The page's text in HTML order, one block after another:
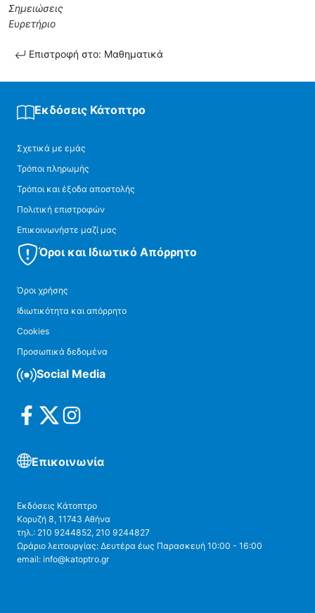
Σημειώσεις
Ευρετήριο
Επιστροφή στο: Μαθηματικά
Εκδόσεις Κάτοπτρο
Σχετικά με εμάς
Τρόποι πληρωμής
Τρόποι και έξοδα αποστολής
Πολιτική επιστροφών
Επικοινωνήστε μαζί μας
Όροι και Ιδιωτικό Απόρρητο
Όροι χρήσης
Ιδιωτικότητα και απόρρητο
Cookies
Προσωπικά δεδομένα
Social Media
Επικοινωνία
Εκδόσεις Κάτοπτρο
Κορυζή 8, 11743 Αθήνα
τηλ.: 210 9244852, 210 9244827
Ωράριο λειτουργίας: Δευτέρα έως Παρασκευή 10:00 - 16:00
email: info@katoptro.gr